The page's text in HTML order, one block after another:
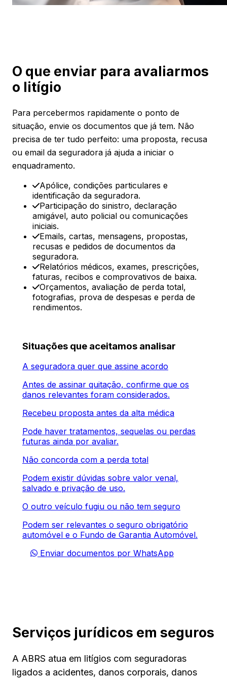
O que enviar para avaliarmos
o litígio
Para percebermos rapidamente o ponto de
situação, envie os documentos que já tem. Não
precisa de ter tudo perfeito: uma proposta, recusa
ou email da seguradora já ajuda a iniciar o
enquadramento.
Apólice, condições particulares e
identificação da seguradora.
Participação do sinistro, declaração
amigável, auto policial ou comunicações
iniciais.
Emails, cartas, mensagens, propostas,
recusas e pedidos de documentos da
seguradora.
Relatórios médicos, exames, prescrições,
faturas, recibos e comprovativos de baixa.
Orçamentos, avaliação de perda total,
fotografias, prova de despesas e perda de
rendimentos.
Situações que aceitamos analisar
A seguradora quer que assine acordo
Antes de assinar quitação, confirme que os
danos relevantes foram considerados.
Recebeu proposta antes da alta médica
Pode haver tratamentos, sequelas ou perdas
futuras ainda por avaliar.
Não concorda com a perda total
Podem existir dúvidas sobre valor venal,
salvado e privação de uso.
O outro veículo fugiu ou não tem seguro
Podem ser relevantes o seguro obrigatório
automóvel e o Fundo de Garantia Automóvel.
Enviar documentos por WhatsApp
Serviços jurídicos em seguros
A ABRS atua em litígios com seguradoras
ligados a acidentes, danos corporais, danos